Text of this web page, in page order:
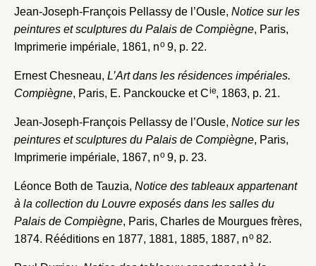
Jean-Joseph-François Pellassy de l’Ousle, Notice sur les
peintures et sculptures du Palais de Compiègne, Paris,
Imprimerie impériale, 1861, no9, p. 22.
Ernest Chesneau, L’Art dans les résidences impériales.
Compiègne, Paris, E. Panckoucke et Cie, 1863, p. 21.
Jean-Joseph-François Pellassy de l’Ousle, Notice sur les
peintures et sculptures du Palais de Compiègne, Paris,
Imprimerie impériale, 1867, no9, p. 23.
Léonce Both de Tauzia, Notice des tableaux appartenant
à la collection du Louvre exposés dans les salles du
Palais de Compiègne, Paris, Charles de Mourgues frères,
1874. Rééditions en 1877, 1881, 1885, 1887, no82.
Valider
Nouveau dossier
Créer et ajouter
Mot de passe
Envoyer
Vous n'êtes pas encore inscrit ?
Créer un compte